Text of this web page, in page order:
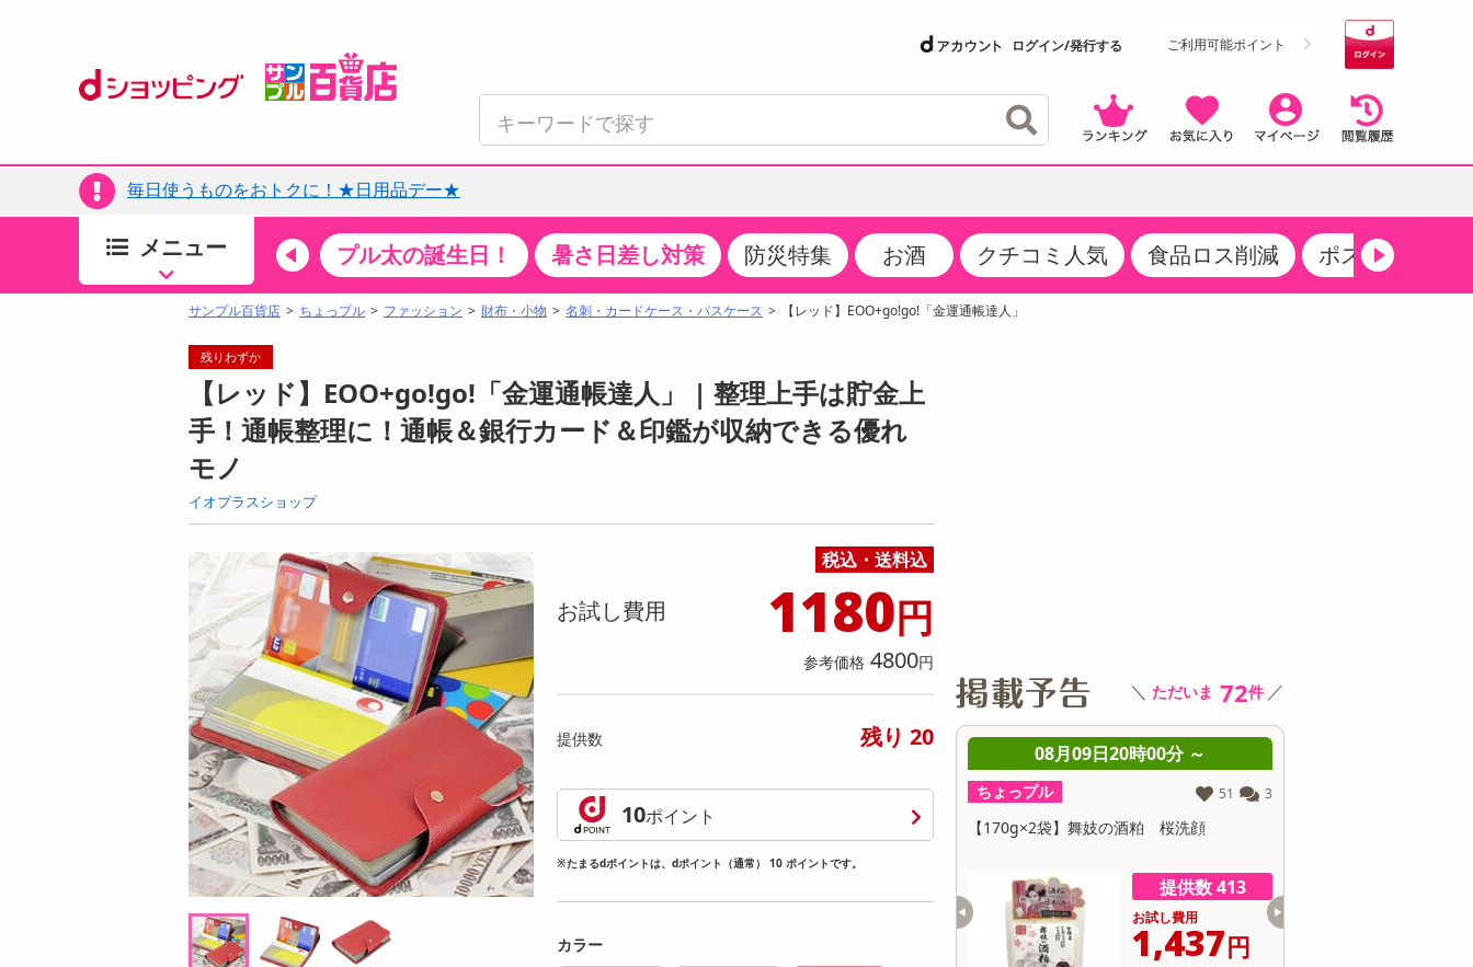
ログイン/発行する ご利用可能ポイント
毎日使うものをおトクに！★日用品デー★
ちょっプルカテゴリ すべて見る
食品・調味料
アイス・スイーツ
キッチン・日用品
ヘアケア・ボディケア
ビューティーケア
健康・ダイエット・サプリメント
医薬品・医薬部外品
インテリア・家具・収納・寝具
ファッション
ベビー・キッズ・マタニティ
ペット用品
資格・学習
特設コーナー
特集一覧
サンプリング
抽選サンプル
クーポン
商品限定クーポン
食品・調味料
パン・シリアル・コーンフレーク
チーズ・ヨーグルト・乳製品・卵
料理の素
カレー・シチュー
生鮮食品
魚介類・シーフード・水産加工品
フルーツ・果物・果物加工品
加工食品
インスタント・レトルト・冷凍食品・惣菜
お菓子
クッキー・クラッカー
キャンディ・ガム・タブレット
ナッツ・ドライフルーツ
和菓子
アイス・スイーツ
ケーキ・スイーツ
お菓子・スイーツギフト
飲料
お茶・紅茶（ソフトドリンク）
コーヒー（ソフトドリンク）
栄養ドリンク・エナジードリンク
コーヒー(豆・インスタント）
お酒
ワイン
日本酒・焼酎
チューハイ・カクテル
ビール・ワイン・お酒ギフト
洗剤
洗濯用洗剤・柔軟剤・漂白剤
バス・お風呂用洗剤
洗剤ギフト
キッチン・日用品
洗濯用品
トイレ・バス用品
ヘルスケア・衛生用品
キッチン雑貨・食器・消耗品
調理器具・鍋・包丁
ヘアケア・ボディケア
ボディケア
ビューティーケア
ベースメイク・メイクアップ・ネイル
ナチュラル・オーガニックコスメ
健康・ダイエット・サプリメント
ダイエット
サプリメント
健康グッズ
医薬品・医薬部外品
指定第二類医薬品
第三類医薬品
インテリア・家具・収納・寝具
寝具・布団
マット・カーペット・クッション
インテリア雑貨
アウトドア・イベント用品・DIY・工具
その他 インテリア・家具
ファッション
ボトムス
シューズ
時計
ファッション雑貨
家電
キッチン家電
冷房・暖房器具・空調
記録メディア・メモリーカード
スマートフォン・携帯電話・タブレットアクセサ
電池
ベビー・キッズ・マタニティ
授乳グッズ
食事グッズ
マタニティ
その他 ベビー・キッズ・マタニティ
ペット用品
猫用品
その他 ペット用品
メニュー
キッチン・日用品 食品 プル太の誕生日！ 暑さ日差し対策 防災特集 お酒 クチコミ人気 食品ロス削減 ポストにお届け
サンプル百貨店 ちょっプル ファッション 財布・小物 名刺・カードケース・パスケース 【レッド】EOO+go!go!「金運通帳達人」
残りわずか
【レッド】EOO+go!go!「金運通帳達人」 | 整理上手は貯金上
手！通帳整理に！通帳＆銀行カード＆印鑑が収納できる優れ
モノ
イオプラスショップ
税込・送料込
お試し費用 1180円
参考価格 4800円
提供数 残り 20
10ポイント
※たまるdポイントは、dポイント（通常） 10 ポイントです。
カラー
＼ ただいま 72件 ／
08月09日19時00分 ～
8
【日替わり数量限定】【シアーブルーLLサ
イズ】着た瞬間ひんやり快適 シールドクー
ルパーカー【先行チケット利用NG】
提供数 50
お試し費用
7,990円
08月09日19時00分 ～
ちょっプル 32 2
【日替わり数量限定】ハーシー ストロベリ
ーフレーバーシロップ 260g【先行チケット
利用NG】
提供数 20
4,943円
08月09日20時00分 ～
ちょっプル 88
【3本セット】美容液inメイクカバーBBクリ
ーム 50g SPF24 PA++
08月09日20時00分 ～
ちょっプル 51 3
【170g×2袋】舞妓の酒粕 桜洗顔
提供数 413
お試し費用
1,437円